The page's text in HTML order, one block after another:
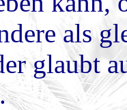
als
glaubt